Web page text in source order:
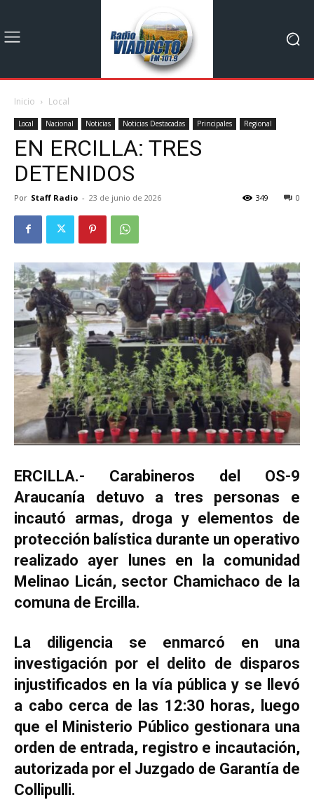
Inicio Local
Local Nacional Noticias Noticias Destacadas Principales Regional
EN ERCILLA: TRES
DETENIDOS
Por Staff Radio - 23 de junio de 2026 0
349
ERCILLA.- Carabineros del OS-9
Araucanía detuvo a tres personas e
incautó armas, droga y elementos de
protección balística durante un operativo
realizado ayer lunes en la comunidad
Melinao Licán, sector Chamichaco de la
comuna de Ercilla.
La diligencia se enmarcó en una
investigación por el delito de disparos
injustificados en la vía pública y se llevó
a cabo cerca de las 12:30 horas, luego
que el Ministerio Público gestionara una
orden de entrada, registro e incautación,
autorizada por el Juzgado de Garantía de
Collipulli.